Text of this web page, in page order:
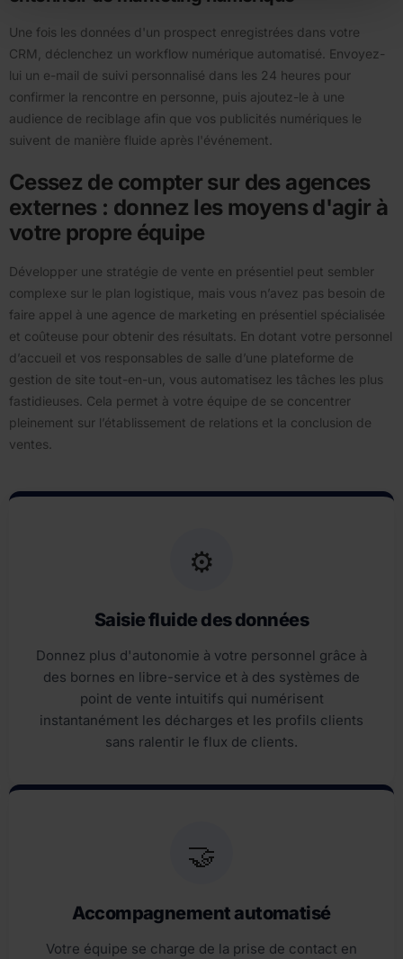
Une fois les données d'un prospect enregistrées dans votre
CRM, déclenchez un workflow numérique automatisé. Envoyez-
lui un e-mail de suivi personnalisé dans les 24 heures pour
confirmer la rencontre en personne, puis ajoutez-le à une
audience de reciblage afin que vos publicités numériques le
suivent de manière fluide après l'événement.
Cessez de compter sur des agences
externes : donnez les moyens d'agir à
votre propre équipe
Développer une stratégie de vente en présentiel peut sembler
complexe sur le plan logistique, mais vous n’avez pas besoin de
faire appel à une agence de marketing en présentiel spécialisée
et coûteuse pour obtenir des résultats. En dotant votre personnel
d’accueil et vos responsables de salle d’une plateforme de
gestion de site tout-en-un, vous automatisez les tâches les plus
fastidieuses. Cela permet à votre équipe de se concentrer
pleinement sur l’établissement de relations et la conclusion de
ventes.
⚙️
Saisie fluide des données
Donnez plus d'autonomie à votre personnel grâce à
des bornes en libre-service et à des systèmes de
point de vente intuitifs qui numérisent
instantanément les décharges et les profils clients
sans ralentir le flux de clients.
🤝
Accompagnement automatisé
Votre équipe se charge de la prise de contact en